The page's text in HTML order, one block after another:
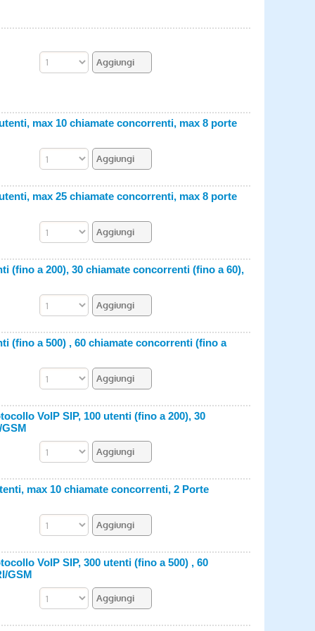
max 10 chiamate concorrenti, max 8 porte
max 25 chiamate concorrenti, max 8 porte
(fino a 200), 30 chiamate concorrenti (fino a 60),
(fino a 500) , 60 chiamate concorrenti (fino a
VoIP SIP, 100 utenti (fino a 200), 30
max 10 chiamate concorrenti, 2 Porte
VoIP SIP, 300 utenti (fino a 500) , 60
GSM